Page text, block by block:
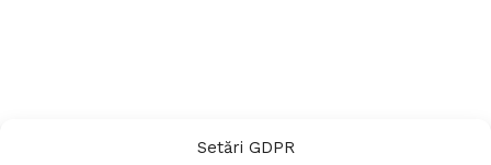
Setări GDPR